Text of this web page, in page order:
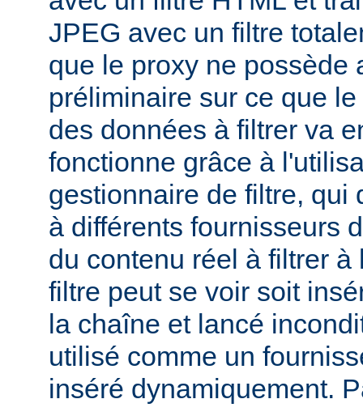
JPEG avec un filtre
que le proxy ne possède
préliminaire sur ce que
des données à filtrer va
fonctionne grâce à
gestionnaire de filtre, qui
à différents fournisseurs
du contenu réel à filtrer à
filtre peut se voir soit
la chaîne et lancé
utilisé comme un
inséré dynamiquement.